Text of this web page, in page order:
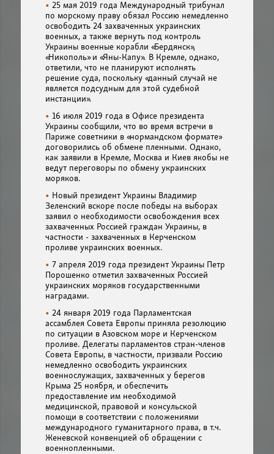
25 мая 2019 года Международный трибунал
по морскому праву обязал Россию немедленно
освободить 24 захваченных украинских
военных, а также вернуть под контроль
Украины военные корабли «Бердянск»,
«Никополь» и «Яны-Капу». В Кремле, однако,
ответили, что не планируют исполнять
решение суда, поскольку «данный случай не
является подсудным для этой судебной
инстанции».
16 июля 2019 года в Офисе президента
Украины сообщили, что во время встречи в
Париже советники в «нормандском формате»
договорились об обмене пленными. Однако,
как заявили в Кремле, Москва и Киев якобы не
ведут переговоры по обмену украинских
моряков.
Новый президент Украины Владимир
Зеленский вскоре после победы на выборах
заявил о необходимости освобождения всех
захваченных Россией граждан Украины, в
частности - захваченных в Керченском
проливе украинских военных.
7 апреля 2019 года президент Украины Петр
Порошенко отметил захваченных Россией
украинских моряков государственными
наградами.
24 января 2019 года Парламентская
ассамблея Совета Европы приняла резолюцию
по ситуации в Азовском море и Керченском
проливе. Делегаты парламентов стран-членов
Совета Европы, в частности, призвали Россию
немедленно освободить украинских
военнослужащих, захваченных у берегов
Крыма 25 ноября, и обеспечить
предоставление им необходимой
медицинской, правовой и консульской
помощи в соответствии с положениями
международного гуманитарного права, в т.ч.
Женевской конвенцией об обращении с
военнопленными.